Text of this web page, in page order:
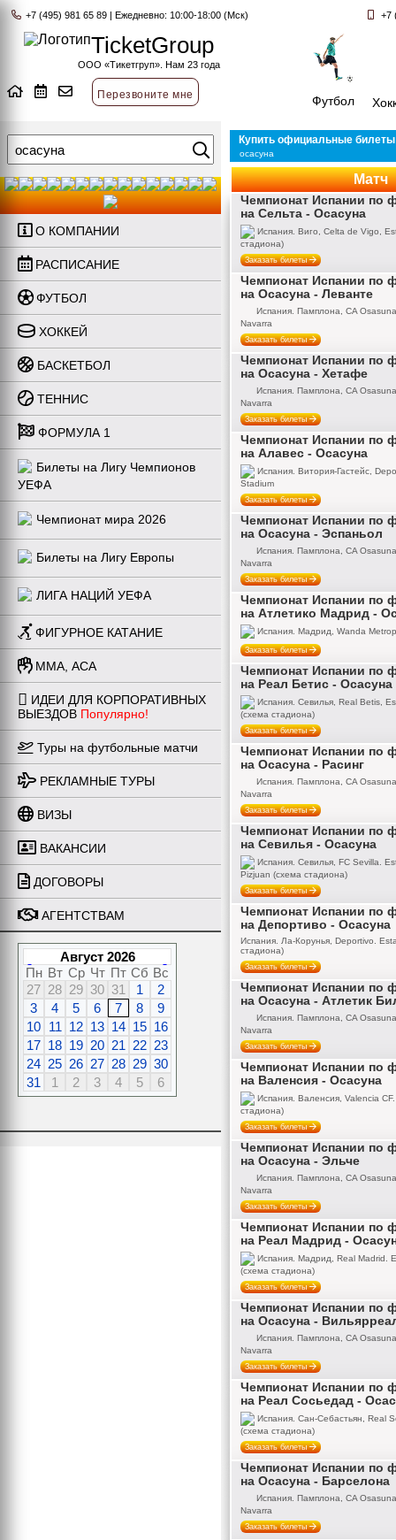
+7 (495) 981 65 89 | Ежедневно: 10:00-18:00 (Мск) +7
TicketGroup
ООО «Тикетгруп». Нам 23 года
Перезвоните мне Футбол
Купить официальные
осасуна
Матч
Чемпионат Испании по
на Сельта - Осасуна
Испания. Виго, Celta de Vigo,
стадиона)
Заказать билеты
Чемпионат Испании по
на Осасуна - Леванте
Испания. Памплона, CA
Navarra
Заказать билеты
Чемпионат Испании по
на Осасуна - Хетафе
Испания. Памплона, CA
Navarra
Заказать билеты
Чемпионат Испании по
на Алавес - Осасуна
Испания. Витория-Гастейс,
Stadium
Заказать билеты
Чемпионат Испании по
на Осасуна - Эспаньол
Испания. Памплона, CA
Navarra
Заказать билеты
Чемпионат Испании по
на Атлетико Мадрид -
Испания. Мадрид, Wanda
Заказать билеты
Чемпионат Испании по
на Реал Бетис - Осасуна
Испания. Севилья, Real Betis,
(схема стадиона)
Заказать билеты
Чемпионат Испании по
на Осасуна - Расинг
Испания. Памплона, CA
Navarra
Заказать билеты
Чемпионат Испании по
на Севилья - Осасуна
Испания. Севилья, FC Sevilla.
Pizjuan (схема стадиона)
Заказать билеты
Чемпионат Испании по
на Депортиво - Осасуна
Испания. Ла-Корунья, Deportivo.
стадиона)
Заказать билеты
Чемпионат Испании по
на Осасуна - Атлетик
Испания. Памплона, CA
Navarra
Заказать билеты
Чемпионат Испании по
на Валенсия - Осасуна
Испания. Валенсия, Valencia
стадиона)
Заказать билеты
Чемпионат Испании по
на Осасуна - Эльче
Испания. Памплона, CA
Navarra
Заказать билеты
Чемпионат Испании по
на Реал Мадрид -
Испания. Мадрид, Real Madrid.
(схема стадиона)
Заказать билеты
Чемпионат Испании по
на Осасуна -
Испания. Памплона, CA
Navarra
Заказать билеты
Чемпионат Испании по
на Реал Сосьедад -
Испания. Сан-Себастьян, Real
(схема стадиона)
Заказать билеты
Чемпионат Испании по
на Осасуна - Барселона
Испания. Памплона, CA
Navarra
Заказать билеты
О КОМПАНИИ
РАСПИСАНИЕ
ФУТБОЛ
ХОККЕЙ
БАСКЕТБОЛ
ТЕННИС
ФОРМУЛА 1
Билеты на Лигу Чемпионов
УЕФА
Чемпионат мира 2026
Билеты на Лигу Европы
ЛИГА НАЦИЙ УЕФА
ФИГУРНОЕ КАТАНИЕ
ММА, ACA
ИДЕИ ДЛЯ КОРПОРАТИВНЫХ
ВЫЕЗДОВ Популярно!
Туры на футбольные матчи
РЕКЛАМНЫЕ ТУРЫ
ВИЗЫ
ВАКАНСИИ
ДОГОВОРЫ
АГЕНТСТВАМ
Август 2026
Пн Вт Ср Чт Пт Сб Вс
27 28 29 30 31 1
2
3
4 5 6 7 8
9
10 11 12 13 14 15 16
17 18 19 20 21 22 23
24 25 26 27 28 29 30
31
1 2 3 4 5 6